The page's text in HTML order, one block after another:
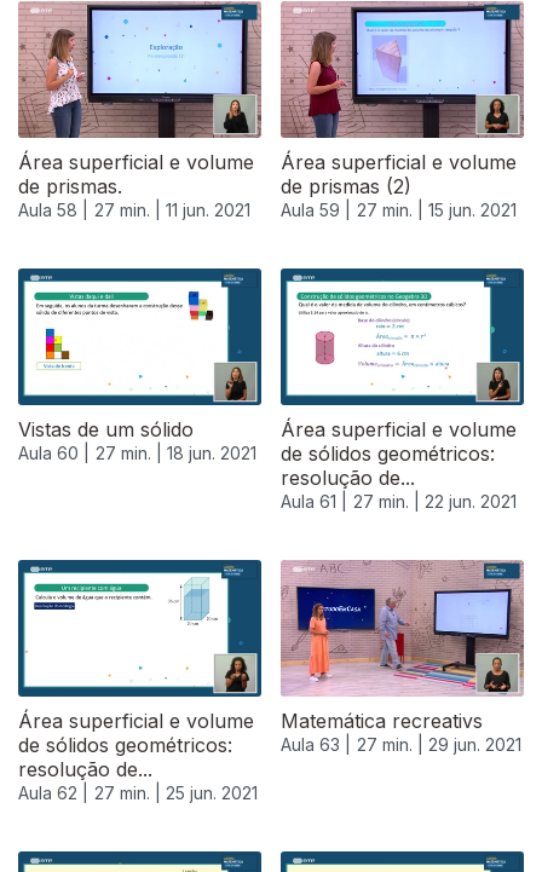
Área superficial e volume
de prismas.
Aula 58 | 27 min. | 11 jun. 2021
Área superficial e volume
de prismas (2)
Aula 59 | 27 min. | 15 jun. 2021
551145
Vistas de um sólido
Aula 60 | 27 min. | 18 jun. 2021
Área superficial e volume
de sólidos geométricos:
resolução de...
Aula 61 | 27 min. | 22 jun. 2021
Área superficial e volume
de sólidos geométricos:
resolução de...
Aula 62 | 27 min. | 25 jun. 2021
Matemática recreativs
Aula 63 | 27 min. | 29 jun. 2021